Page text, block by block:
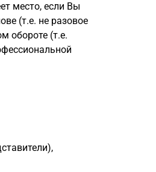
место, если Вы
(т.е. не разовое
обороте (т.е.